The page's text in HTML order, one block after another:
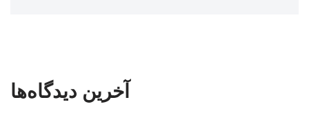
آخرین دیدگاه‌ها